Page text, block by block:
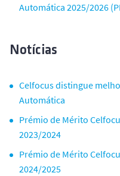
Automática 2025/2026
Notícias
Celfocus distingue
Automática
Prémio de Mérito
2023/2024
Prémio de Mérito
2024/2025